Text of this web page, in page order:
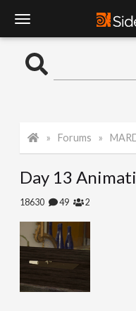
o
l
a
Forums MARDINI
Day 13
18630 49 2